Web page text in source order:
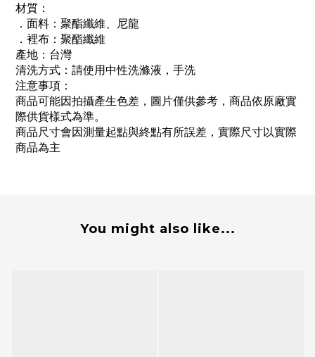
材質：
．面料：聚酯纖維、尼龍
．裡布：聚酯纖維
產地：台灣
清洗方式：請使用中性洗滌液，手洗
注意事項：
商品可能因拍攝產生色差，圖片僅供參考，商品依原廠實
際供貨樣式為準。
商品尺寸會因測量起點與終點有所誤差，實際尺寸以實際
商品為主
You might also like...